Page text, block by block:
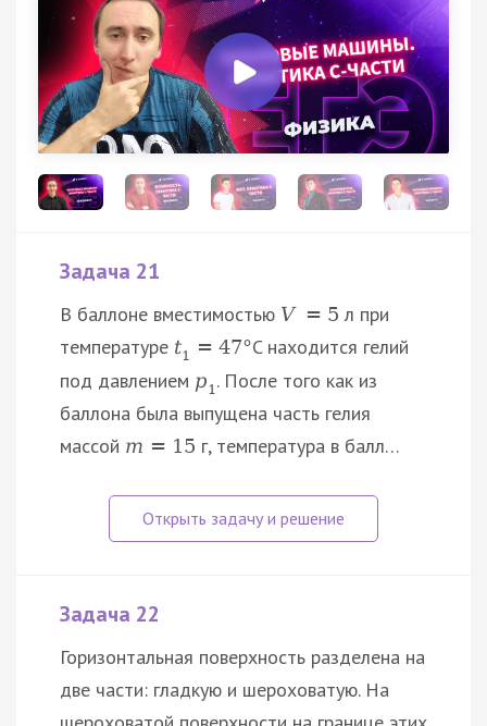
Задача 21
В баллоне вместимостью V = 5 л при
температуре t1 = 47°C находится гелий
под давлением p1 . После того как из
баллона была выпущена часть гелия
массой m = 15 г, температура в балл…
Задача 22
Горизонтальная поверхность разделена на
две части: гладкую и шероховатую. На